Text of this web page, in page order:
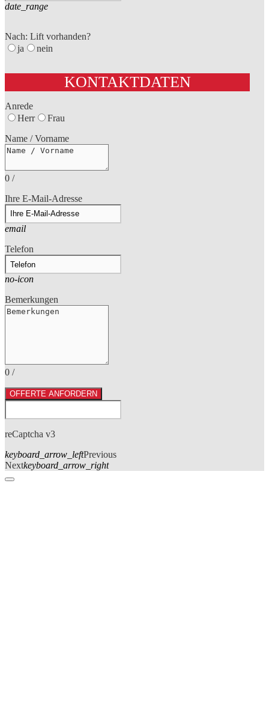
date_range
Nach: Lift vorhanden?
ja
nein
KONTAKTDATEN
Anrede
Herr
Frau
Name / Vorname
0 /
Ihre E-Mail-Adresse
email
Telefon
no-icon
Bemerkungen
0 /
OFFERTE ANFORDERN
reCaptcha v3
keyboard_arrow_leftPrevious
Nextkeyboard_arrow_right